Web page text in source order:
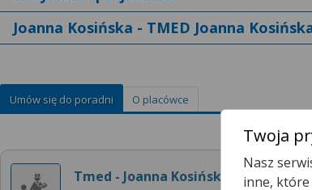
Joanna Kosińska - TMED Joanna
Umów się do poradni O placówce
Tmed - Joanna Kosińska
Twoja
Nasz
inne, które